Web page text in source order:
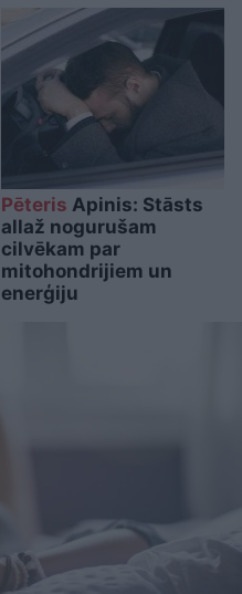
Pēteris Apinis: Stāsts
allaž nogurušam
cilvēkam par
mitohondrijiem un
enerģiju